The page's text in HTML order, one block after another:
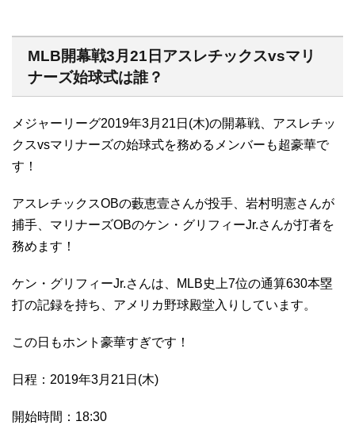
MLB開幕戦3月21日アスレチックスvsマリ
ナーズ始球式は誰？
メジャーリーグ2019年3月21日(木)の開幕戦、アスレチッ
クスvsマリナーズの始球式を務めるメンバーも超豪華で
す！
アスレチックスOBの藪恵壹さんが投手、岩村明憲さんが
捕手、マリナーズOBのケン・グリフィーJr.さんが打者を
務めます！
ケン・グリフィーJr.さんは、MLB史上7位の通算630本塁
打の記録を持ち、アメリカ野球殿堂入りしています。
この日もホント豪華すぎです！
日程：2019年3月21日(木)
開始時間：18:30